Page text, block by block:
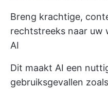
Breng krachtige,
rechtstreeks naar uw
AI
Dit maakt AI een
gebruiksgevallen zoals